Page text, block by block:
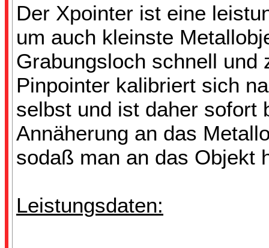
Der Xpointer ist eine
um auch kleinste
Grabungsloch schnell
Pinpointer kalibriert sich
selbst und ist daher sofort
Annäherung an das
sodaß man an das Objekt
Leistungsdaten: